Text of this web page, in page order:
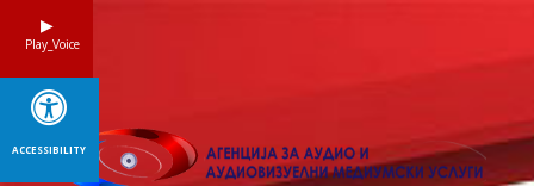
Play_Voice
ACCESSIBILITY